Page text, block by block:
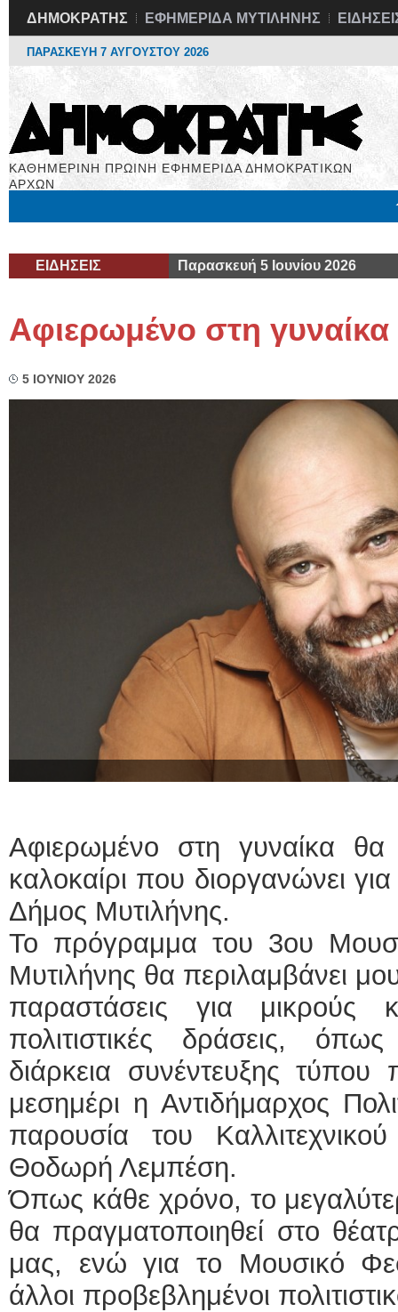
ΔΗΜΟΚΡΑΤΗΣ ΕΦΗΜΕΡΙΔΑ ΜΥΤΙΛΗΝΗΣ
ΠΑΡΑΣΚΕΥΗ 7 ΑΥΓΟΥΣΤΟΥ 2026
ΚΑΘΗΜΕΡΙΝΗ ΠΡΩΙΝΗ ΕΦΗΜΕΡΙΔΑ ΔΗΜΟΚΡΑΤΙΚΩΝ
ΑΡΧΩΝ
ΕΙΔΗΣΕΙΣ Παρασκευή 5 Ιουνίου 2026
Αφιερωμένο στη γυναίκα
5 ΙΟΥΝΙΟΥ 2026
Αφιερωμένο στη γυναίκα θα
καλοκαίρι που διοργανώνει
Δήμος Μυτιλήνης.
Το πρόγραμμα του 3ου
Μυτιλήνης θα περιλαμβάνει
παραστάσεις για μικρούς
πολιτιστικές δράσεις,
διάρκεια συνέντευξης
μεσημέρι η Αντιδήμαρχος
παρουσία του
Θοδωρή Λεμπέση.
Όπως κάθε χρόνο, το
θα πραγματοποιηθεί στο
μας, ενώ για το Μουσικό
άλλοι προβεβλημένοι